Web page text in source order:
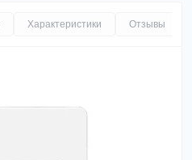
Характеристики Отзывы